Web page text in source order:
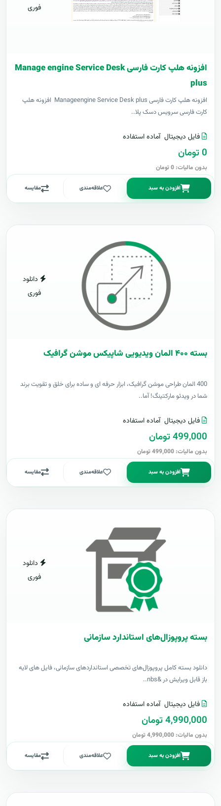
فوری
افزونه هلپ کارت فارسی Manage engine Service Desk
plus
افزونه هلپ کارت فارسی Manageengine Service Desk plus افزونه هلپ
کارت فارسی سرویس دسک پلا..
فایل دیجیتال آماده استفاده
0 تومان
بدون مالیات: 0 تومان
افزودن به سبد علاقه‌مندی مقایسه
دانلود
فوری
بسته ۴۰۰ المان ویدیویی شاپیکس موشن گرافیک
400 المان طراحی موشن گرافیک، ابزار حرفه ای و ساده برای خلق و تقویت برند
شما در ویدئو مارکتینگ! آما..
فایل دیجیتال آماده استفاده
499,000 تومان
بدون مالیات: 499,000 تومان
افزودن به سبد علاقه‌مندی مقایسه
دانلود
فوری
بسته پروپوزال‌های استاندارد سازمانی
دانلود بسته کامل پروپوزال‌های تخصصی استانداردهای سازمانی، فایل های لایه
باز قابل ویرایش در &nbs..
فایل دیجیتال آماده استفاده
4,990,000 تومان
بدون مالیات: 4,990,000 تومان
افزودن به سبد علاقه‌مندی مقایسه